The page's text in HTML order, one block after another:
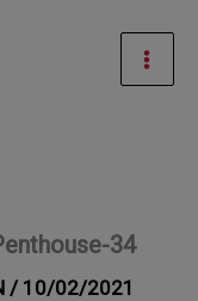
34
/ 10/02/2021